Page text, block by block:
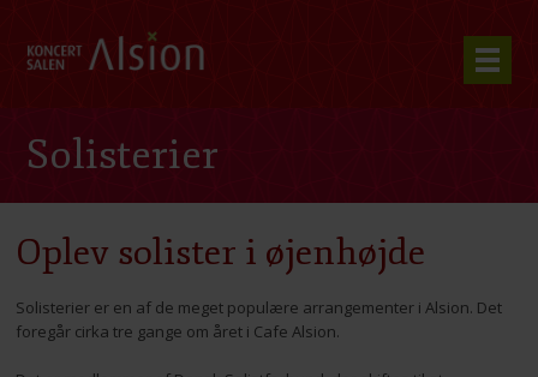
Solisterier
Oplev solister i øjenhøjde
Solisterier er en af de meget populære arrangementer i Alsion. Det
foregår cirka tre gange om året i Cafe Alsion.